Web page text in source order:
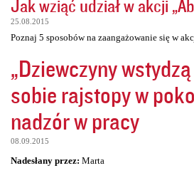
Jak wziąć udział w akcji
25.08.2015
Poznaj 5 sposobów na zaangażowanie się w
„Dziewczyny
sobie rajstopy w
nadzór w pracy
08.09.2015
Nadesłany przez: Marta